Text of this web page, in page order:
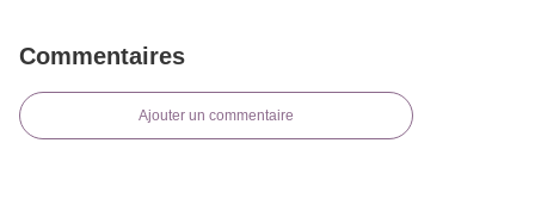
Commentaires
Ajouter un commentaire